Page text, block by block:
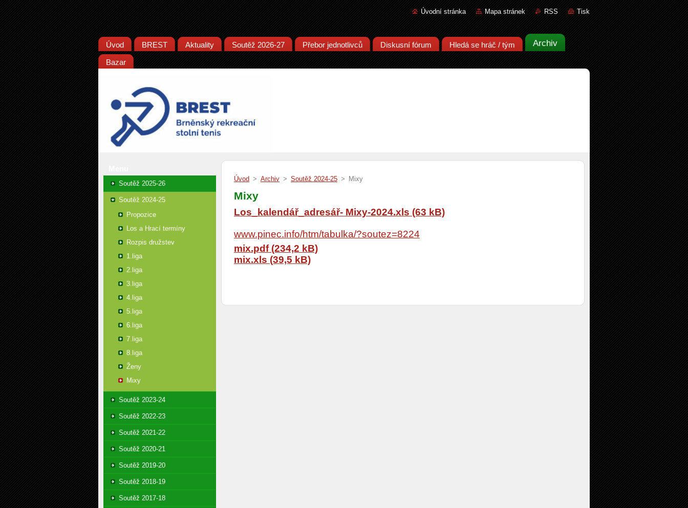
Úvodní stránka Mapa stránek RSS Tisk
Úvod BREST Aktuality Soutěž 2026-27 Přebor jednotlivců Diskusní fórum Hledá se hráč / tým Archiv
Bazar
Soutěž 2025-26
Soutěž 2024-25
Propozice
Los a Hrací termíny
Rozpis družstev
1.liga
2.liga
3.liga
4.liga
5.liga
6.liga
7.liga
8.liga
Ženy
Mixy
Soutěž 2023-24
Soutěž 2022-23
Soutěž 2021-22
Soutěž 2020-21
Soutěž 2019-20
Soutěž 2018-19
Soutěž 2017-18
Úvod > Archiv > Soutěž 2024-25 > Mixy
Mixy
Los_kalendář_adresář- Mixy-2024.xls (63 kB)
www.pinec.info/htm/tabulka/?soutez=8224
mix.pdf (234,2 kB)
mix.xls (39,5 kB)